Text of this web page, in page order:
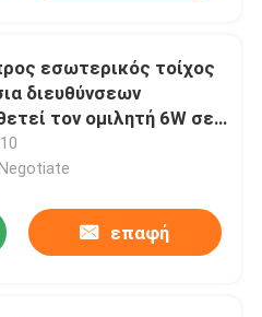
εσωτερικός τοίχος
διευθύνσεων
τον ομιλητή 6W σε
επαφή